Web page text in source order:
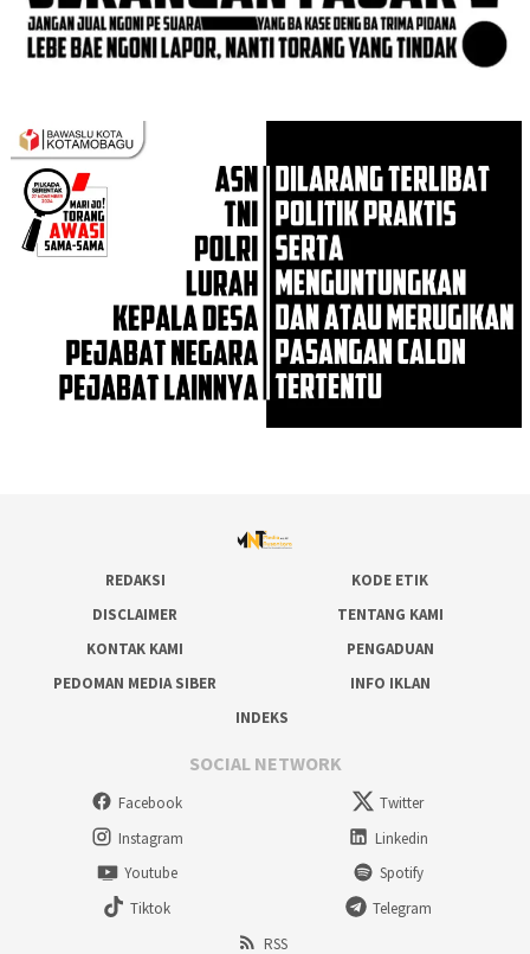
REDAKSI
KODE ETIK
DISCLAIMER
TENTANG KAMI
KONTAK KAMI
PENGADUAN
PEDOMAN MEDIA SIBER
INFO IKLAN
INDEKS
SOCIAL NETWORK
Facebook
Twitter
Instagram
Linkedin
Youtube
Spotify
Tiktok
Telegram
RSS